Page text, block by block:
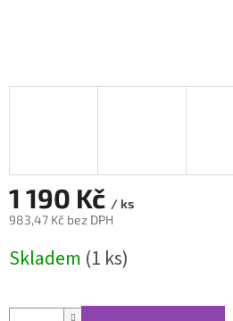
1 190 Kč / ks
983,47 Kč bez DPH
cena:
Skladem (1 ks)